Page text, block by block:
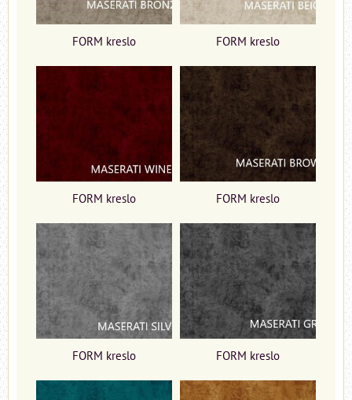
FORM kreslo FORM kreslo
FORM kreslo FORM kreslo
FORM kreslo FORM kreslo